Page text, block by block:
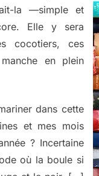
la —simple et
Elle y sera
cocotiers, ces
en plein
dans cette
et mes mois
? Incertaine
où la boule si